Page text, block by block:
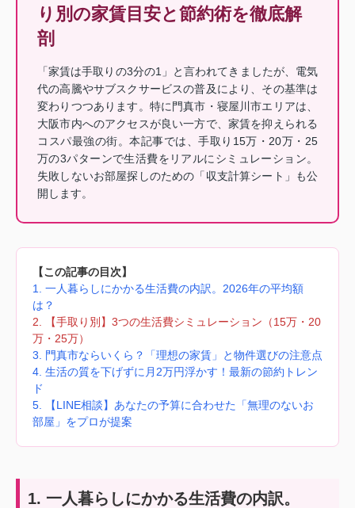
り別の家賃目安と節約術を徹底解
剖
「家賃は手取りの3分の1」と言われてきましたが、電気
代の高騰やサブスクサービスの普及により、その基準は
変わりつつあります。特に門真市・寝屋川市エリアは、
大阪市内へのアクセスが良い一方で、家賃を抑えられる
コスパ最強の街。本記事では、手取り15万・20万・25
万の3パターンで生活費をリアルにシミュレーション。
失敗しないお部屋探しのための「収支計算シート」も公
開します。
【この記事の目次】
1. 一人暮らしにかかる生活費の内訳。2026年の平均額
は？
2. 【手取り別】3つの生活費シミュレーション（15万・20
万・25万）
3. 門真市ならいくら？「理想の家賃」と物件選びの注意点
4. 生活の質を下げずに月2万円浮かす！最新の節約トレン
ド
5. 【LINE相談】あなたの予算に合わせた「無理のないお
部屋」をプロが提案
1. 一人暮らしにかかる生活費の内訳。